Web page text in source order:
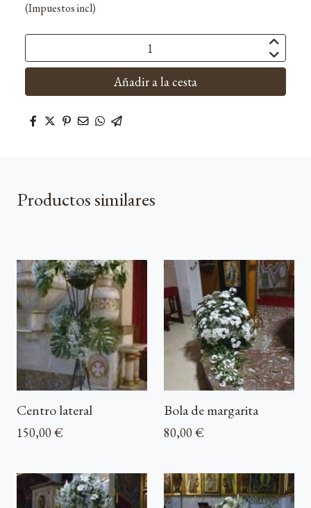
(Impuestos incl)
Añadir a la cesta
Productos similares
Centro lateral
150,00 €
Bola de margarita
80,00 €